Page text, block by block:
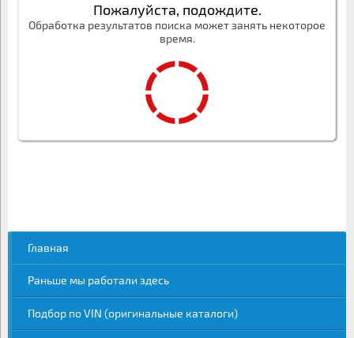
Пожалуйста, подождите.
Обработка результатов поиска может занять некоторое
время.
Главная
Раньше мы работали здесь
Подбор по VIN (оригинальные каталоги)